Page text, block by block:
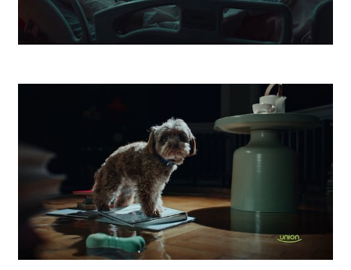
Dobrý Anjel